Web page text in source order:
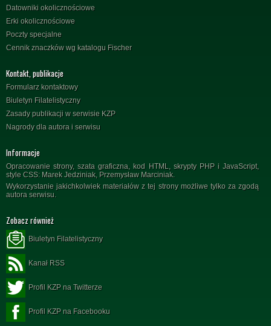
Datowniki okolicznościowe
Erki okolicznościowe
Poczty specjalne
Cennik znaczków wg katalogu Fischer
Kontakt, publikacje
Formularz kontaktowy
Biuletyn Filatelistyczny
Zasady publikacji w serwisie KZP
Nagrody dla autora i serwisu
Informacje
Opracowanie strony, szata graficzna, kod HTML, skrypty PHP i JavaScript,
style CSS: Marek Jedziniak, Przemysław Marciniak.
Wykorzystanie jakichkolwiek materiałów z tej strony możliwe tylko za zgodą
autora serwisu.
Zobacz również
Biuletyn Filatelistyczny
Kanał RSS
Profil KZP na Twitterze
Profil KZP na Facebooku